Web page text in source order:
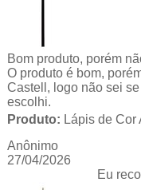
Bom produto, porém
O produto é bom,
Castell, logo não sei
escolhi.
Produto: Lápis de Cor
Anônimo
27/04/2026
Eu